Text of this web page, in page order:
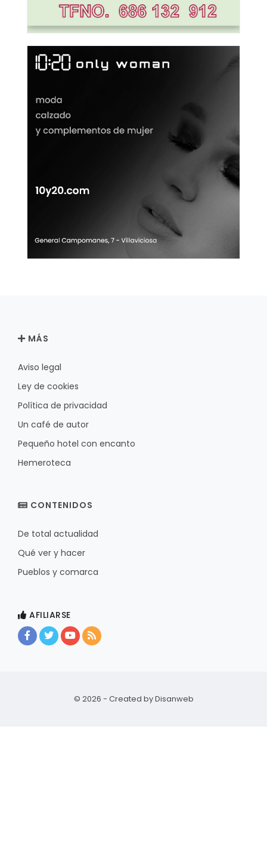
MÁS
Aviso legal
Ley de cookies
Política de privacidad
Un café de autor
Pequeño hotel con encanto
Hemeroteca
CONTENIDOS
De total actualidad
Qué ver y hacer
Pueblos y comarca
AFILIARSE
© 2026 - Created byDisanweb